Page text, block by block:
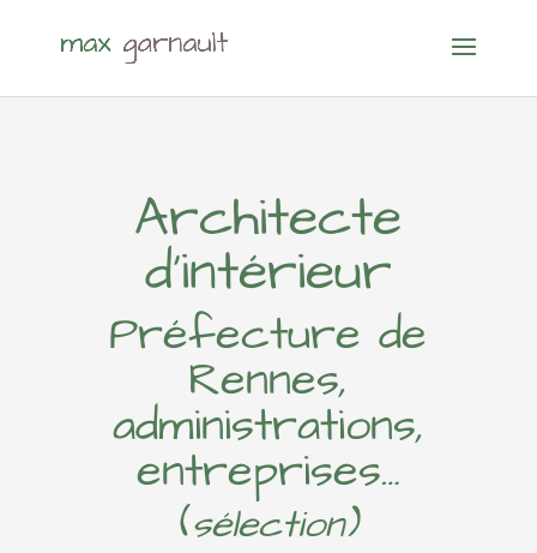
Architecte
d’intérieur
Préfecture de
Rennes,
administrations,
entreprises…
(sélection)